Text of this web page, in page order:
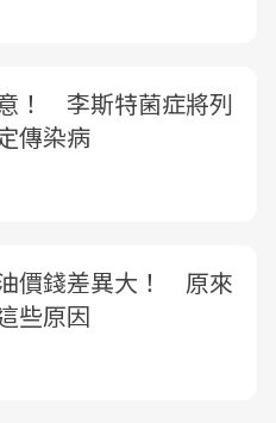
！ 李斯特菌症將列
傳染病
價錢差異大！ 原來
些原因